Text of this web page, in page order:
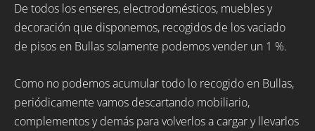
De todos los enseres, electrodomésticos, muebles y
decoración que disponemos, recogidos de los vaciado
de pisos en Bullas solamente podemos vender un 1 %.
Como no podemos acumular todo lo recogido en Bullas,
periódicamente vamos descartando mobiliario,
complementos y demás para volverlos a cargar y llevarlos